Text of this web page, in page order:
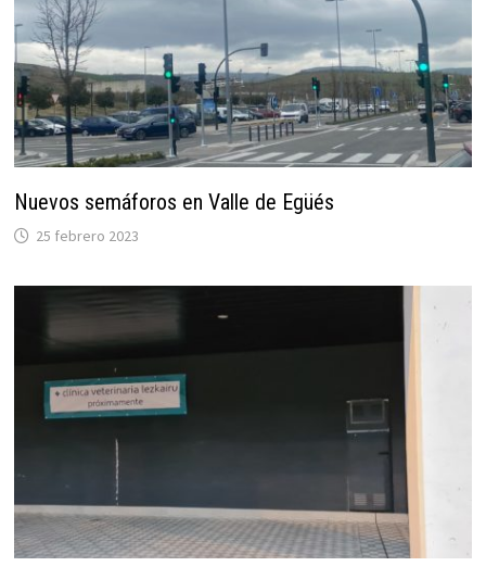
Nuevos semáforos en Valle de Egüés
25 febrero 2023